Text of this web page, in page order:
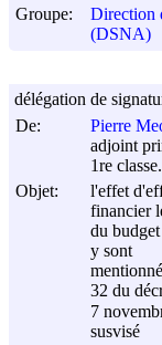
Groupe:
Direction
(DSNA)
De:
Pierre
adjoint
1re
Objet:
l'effet
financier
du
y sont
32 du
7
susvisé
délégation de